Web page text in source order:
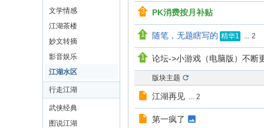
文学情感
江湖茶楼
妙文转摘
影音娱乐
江湖水区
行走江湖
武侠经典
图说江湖
PK消费按月补贴
随笔，无题瞎写的 精华1 ... 2
论坛->小游戏（电脑版）不断
版块主题
江湖再见 ... 2
第一疯了